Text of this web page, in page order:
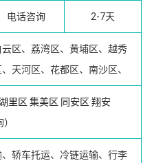
电话咨询 2-7天
区、荔湾区、黄埔区、越秀
天河区、花都区、南沙区、
里区 集美区 同安区 翔安
轿车托运、冷链运输、行李